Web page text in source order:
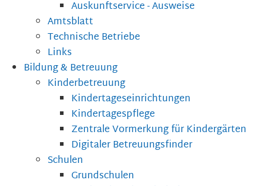
Auskunftservice - Ausweise
Amtsblatt
Technische Betriebe
Links
Bildung & Betreuung
Kinderbetreuung
Kindertageseinrichtungen
Kindertagespflege
Zentrale Vormerkung für Kindergärten
Digitaler Betreuungsfinder
Schulen
Grundschulen